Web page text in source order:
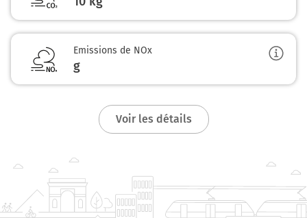
Emissions de NOx
g
Voir les détails